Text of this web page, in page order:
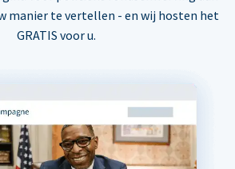
manier te vertellen - en wij hosten het
GRATIS voor u.